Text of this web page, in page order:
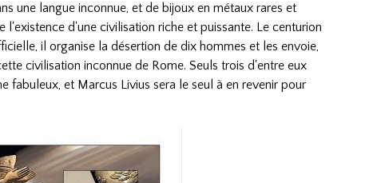
une langue inconnue, et de bijoux en métaux rares et
d'une civilisation riche et puissante. Le centurion
il organise la désertion de dix hommes et les envoie,
civilisation inconnue de Rome. Seuls trois d'entre eux
et Marcus Livius sera le seul à en revenir pour